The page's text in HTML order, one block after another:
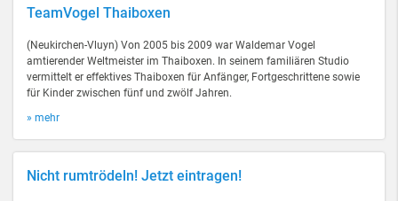
TeamVogel Thaiboxen
(Neukirchen-Vluyn) Von 2005 bis 2009 war Waldemar Vogel
amtierender Weltmeister im Thaiboxen. In seinem familiären Studio
vermittelt er effektives Thaiboxen für Anfänger, Fortgeschrittene sowie
für Kinder zwischen fünf und zwölf Jahren.
» mehr
Nicht rumtrödeln! Jetzt eintragen!